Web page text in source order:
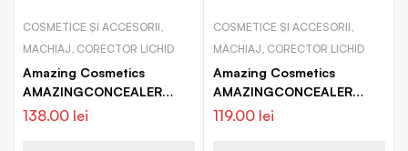
COSMETICE ȘI ACCESORII,
MACHIAJ, CORECTOR LICHID
Amazing Cosmetics
AMAZINGCONCEALER
corector pentru vene
138.00 lei
COSMETICE ȘI ACCESORII,
MACHIAJ, CORECTOR LICHID
Amazing Cosmetics
AMAZINGCONCEALER
Hydrate corector
119.00 lei